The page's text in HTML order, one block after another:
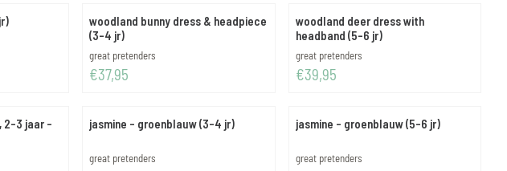
woodland bunny dress & headpiece
(3-4 jr)
Merk:
great pretenders
Prijs: 37,95
€37,95
woodland deer dress with
headband (5-6 jr)
Merk:
great pretenders
Prijs: 39,95
€39,95
2-3 jaar -
jasmine - groenblauw (3-4 jr)
Merk:
great pretenders
jasmine - groenblauw (5-6 jr)
Merk:
great pretenders